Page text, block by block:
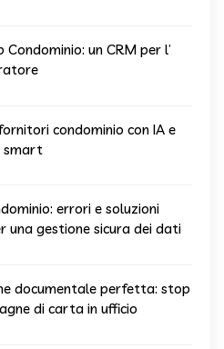
un CRM per l’
condominio con IA e
smart
errori e soluzioni
una gestione sicura dei dati
documentale perfetta: stop
di carta in ufficio